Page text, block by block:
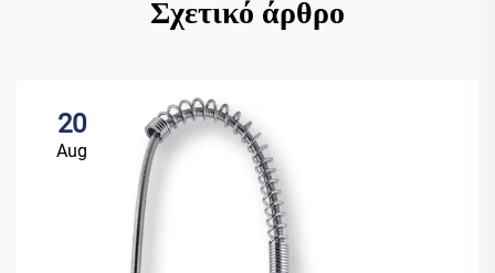
Σχετικό άρθρο
20
Aug